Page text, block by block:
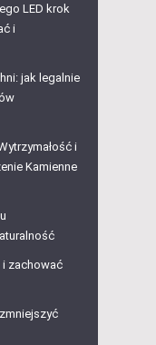
LED krok
i
jak legalnie
i
Kamienne
i zachować